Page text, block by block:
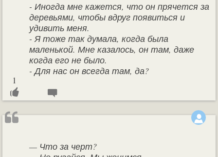
- Иногда мне кажется, что он прячется за
деревьями, чтобы вдруг появиться и
удивить меня.
- Я тоже так думала, когда была
маленькой. Мне казалось, он там, даже
когда его не было.
- Для нас он всегда там, да?
1
— Что за черт?